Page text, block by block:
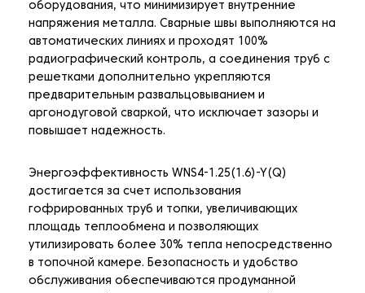
оборудования, что минимизирует внутренние
напряжения металла. Сварные швы выполняются на
автоматических линиях и проходят 100%
радиографический контроль, а соединения труб с
решетками дополнительно укрепляются
предварительным развальцовыванием и
аргонодуговой сваркой, что исключает зазоры и
повышает надежность.
Энергоэффективность WNS4-1.25(1.6)-Y(Q)
достигается за счет использования
гофрированных труб и топки, увеличивающих
площадь теплообмена и позволяющих
утилизировать более 30% тепла непосредственно
в топочной камере. Безопасность и удобство
обслуживания обеспечиваются продуманной